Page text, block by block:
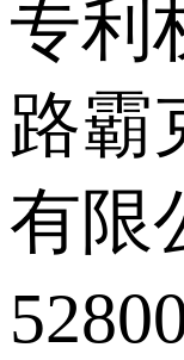
专利
路霸
有限